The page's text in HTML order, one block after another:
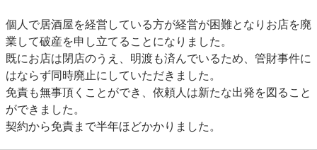
個人で居酒屋を経営している方が経営が困難となりお店を廃
業して破産を申し立てることになりました。
既にお店は閉店のうえ、明渡も済んでいるため、管財事件に
はならず同時廃止にしていただきました。
免責も無事頂くことができ、依頼人は新たな出発を図ること
ができました。
契約から免責まで半年ほどかかりました。